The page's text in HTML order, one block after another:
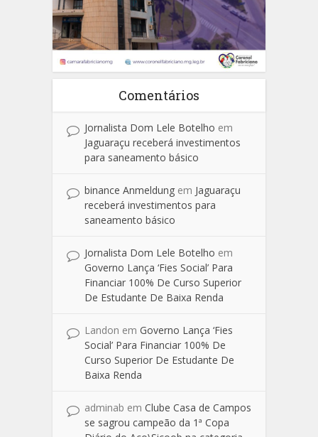
Comentários
Jornalista Dom Lele Botelho em
Jaguaraçu receberá investimentos
para saneamento básico
binance Anmeldung em Jaguaraçu
receberá investimentos para
saneamento básico
Jornalista Dom Lele Botelho em
Governo Lança ‘Fies Social’ Para
Financiar 100% De Curso Superior
De Estudante De Baixa Renda
Landon em Governo Lança ‘Fies
Social’ Para Financiar 100% De
Curso Superior De Estudante De
Baixa Renda
adminab em Clube Casa de Campos
se sagrou campeão da 1ª Copa